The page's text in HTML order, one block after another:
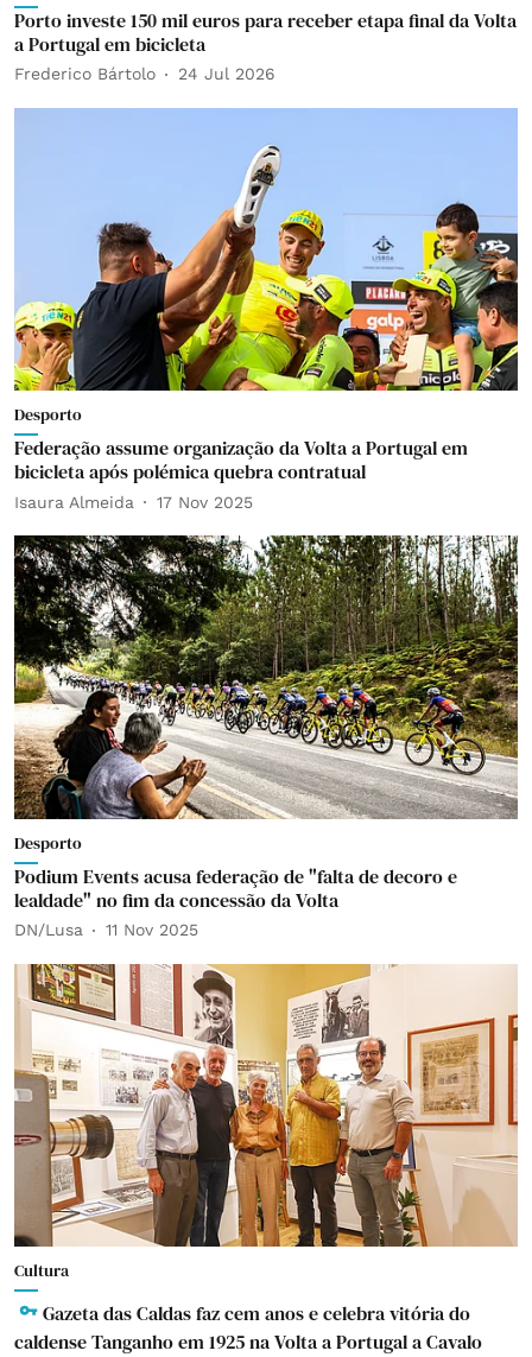
Porto investe 150 mil euros para receber etapa final da Volta
a Portugal em bicicleta
Frederico Bártolo 24 Jul 2026
Desporto
Federação assume organização da Volta a Portugal em
bicicleta após polémica quebra contratual
Isaura Almeida 17 Nov 2025
Desporto
Podium Events acusa federação de "falta de decoro e
lealdade" no fim da concessão da Volta
DN/Lusa 11 Nov 2025
Cultura
Gazeta das Caldas faz cem anos e celebra vitória do
caldense Tanganho em 1925 na Volta a Portugal a Cavalo